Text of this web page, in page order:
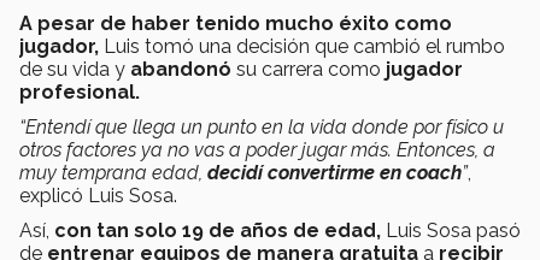
A pesar de haber tenido mucho éxito como
jugador, Luis tomó una decisión que cambió el rumbo
de su vida y abandonó su carrera como jugador
profesional.
“Entendí que llega un punto en la vida donde por físico u
otros factores ya no vas a poder jugar más. Entonces, a
muy temprana edad, decidí convertirme en coach”,
explicó Luis Sosa.
Así, con tan solo 19 de años de edad, Luis Sosa pasó
de entrenar equipos de manera gratuita a recibir